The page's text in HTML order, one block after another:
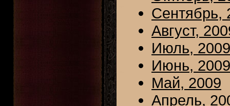
Сентябрь,
Август,
Июль, 2009
Июнь, 2009
Май, 2009
Апрель,